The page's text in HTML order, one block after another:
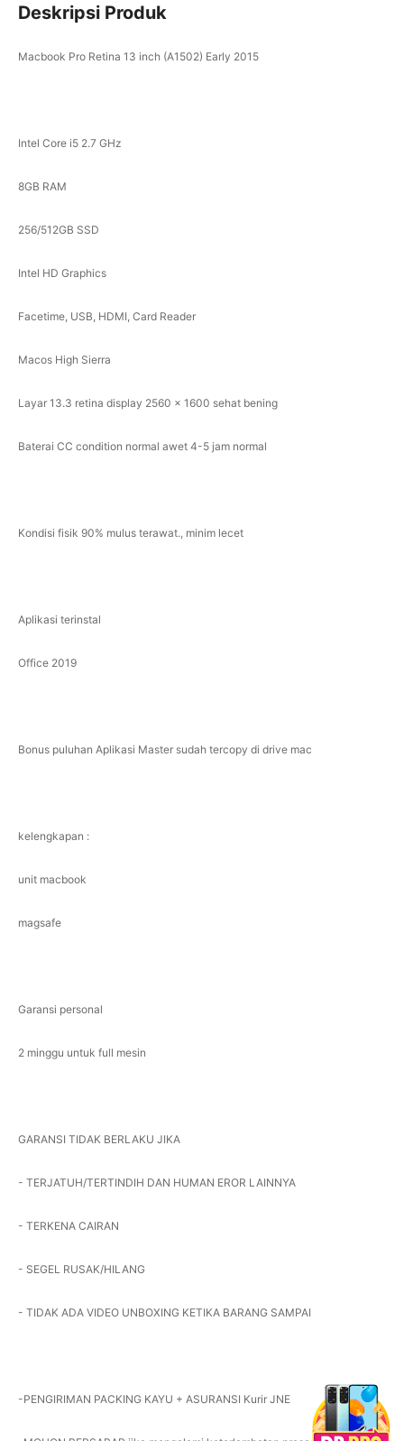
Deskripsi Produk
Macbook Pro Retina 13 inch (A1502) Early 2015
Intel Core i5 2.7 GHz
8GB RAM
256/512GB SSD
Intel HD Graphics
Facetime, USB, HDMI, Card Reader
Macos High Sierra
Layar 13.3 retina display 2560 x 1600 sehat bening
Baterai CC condition normal awet 4-5 jam normal
Kondisi fisik 90% mulus terawat., minim lecet
Aplikasi terinstal
Office 2019
Bonus puluhan Aplikasi Master sudah tercopy di drive mac
kelengkapan :
unit macbook
magsafe
Garansi personal
2 minggu untuk full mesin
GARANSI TIDAK BERLAKU JIKA
- TERJATUH/TERTINDIH DAN HUMAN EROR LAINNYA
- TERKENA CAIRAN
- SEGEL RUSAK/HILANG
- TIDAK ADA VIDEO UNBOXING KETIKA BARANG SAMPAI
-PENGIRIMAN PACKING KAYU + ASURANSI Kurir JNE